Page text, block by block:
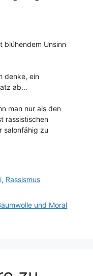
blühendem Unsinn
denke, ein
ab…
man nur als den
rassistischen
salonfähig zu
, Rassismus
und Moral